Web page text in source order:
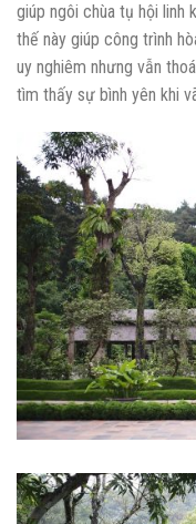
giúp ngôi chùa tụ hội linh
thế này giúp công trình
uy nghiêm nhưng vẫn
tìm thấy sự bình yên khi